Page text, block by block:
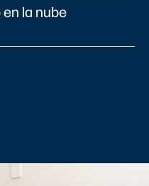
la nube